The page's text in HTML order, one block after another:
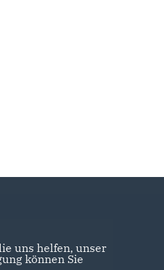
uns helfen, unser
können Sie